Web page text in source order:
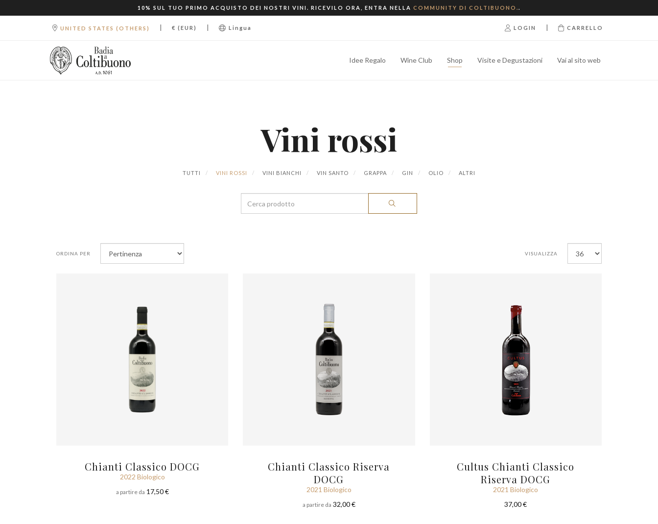
10% SUL TUO PRIMO ACQUISTO DEI NOSTRI VINI. RICEVILO ORA, ENTRA NELLA COMMUNITY DI COLTIBUONO..
UNITED STATES (OTHERS) | € (EUR) | Lingua LOGIN | CARRELLO
Idee Regalo Wine Club Shop Visite e Degustazioni Vai al sito web
Vini rossi
TUTTI VINI ROSSI VINI BIANCHI VIN SANTO GRAPPA GIN OLIO ALTRI
ORDINA PER VISUALIZZA
Chianti Classico DOCG
2022 Biologico
a partire da 17,50 €
Chianti Classico Riserva
DOCG
2021 Biologico
a partire da 32,00 €
Cultus Chianti Classico
Riserva DOCG
2021 Biologico
37,00 €